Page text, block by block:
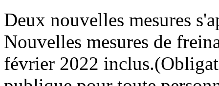
Deux nouvelles mesures
Nouvelles mesures de
février 2022